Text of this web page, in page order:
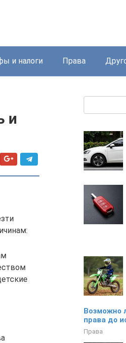
и налоги Права
и
Возможно
права до
Права